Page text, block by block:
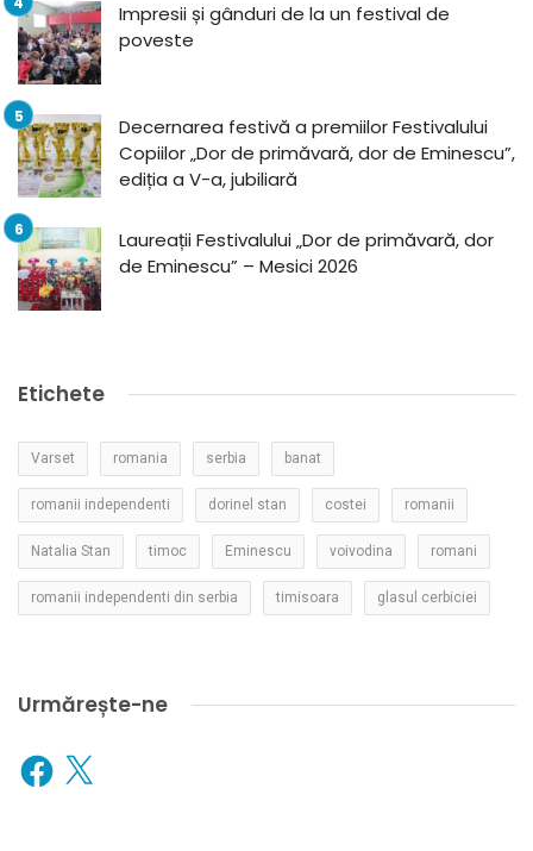
Impresii și gânduri de la un festival de
poveste
Decernarea festivă a premiilor Festivalului
Copiilor „Dor de primăvară, dor de Eminescu”,
ediția a V-a, jubiliară
Laureații Festivalului „Dor de primăvară, dor
de Eminescu” – Mesici 2026
Etichete
Varset romania serbia banat
romanii independenti dorinel stan costei romanii
Natalia Stan timoc Eminescu voivodina romani
romanii independenti din serbia timisoara glasul cerbiciei
Urmărește-ne
Facebook
X